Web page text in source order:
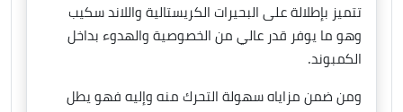
تتميز بإطلالة على البحيرات الكريستالية واللاند سكيب
وهو ما يوفر قدر عالي من الخصوصية والهدوء بداخل
الكمبوند.
ومن ضمن مزاياه سهولة التحرك منه وإليه فهو يطل